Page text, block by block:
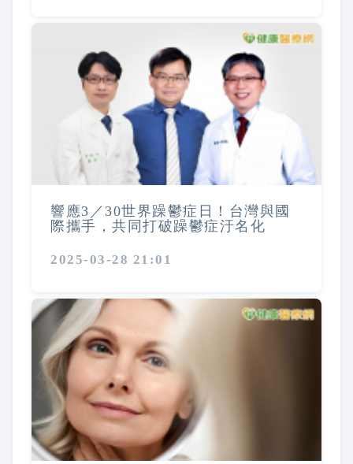
響應3／30世界躁鬱症日！台灣與國
際攜手，共同打破躁鬱症汙名化
2025-03-28 21:01